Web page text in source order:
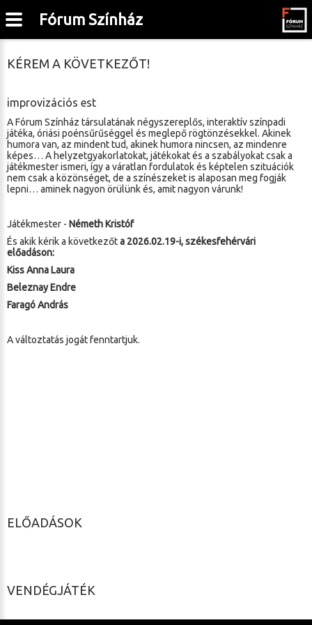
KÉREM A KÖVETKEZŐT!
improvizációs est
A Fórum Színház társulatának négyszereplős, interaktív színpadi
játéka, óriási poénsűrűséggel és meglepő rögtönzésekkel. Akinek
humora van, az mindent tud, akinek humora nincsen, az mindenre
képes… A helyzetgyakorlatokat, játékokat és a szabályokat csak a
játékmester ismeri, így a váratlan fordulatok és képtelen szituációk
nem csak a közönséget, de a színészeket is alaposan meg fogják
lepni… aminek nagyon örülünk és, amit nagyon várunk!
Játékmester - Németh Kristóf
És akik kérik a következőta 2026.02.19-i, székesfehérvári
előadáson:
Kiss Anna Laura
Beleznay Endre
Faragó András
A változtatás jogát fenntartjuk.
ELŐADÁSOK
VENDÉGJÁTÉK
Fórum Színház